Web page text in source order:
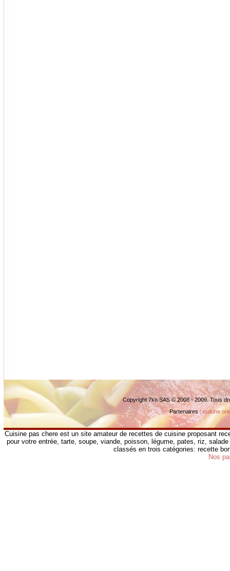
Copyright 7ko SAS © 2008 - 2009. Tous
Partenaires :cuisine
Cuisine pas chere est un site amateur de recettes de cuisine proposant
pour votre entrée, tarte, soupe, viande, poisson, légume, pates, riz,
classés en trois catégories: recette
Nos